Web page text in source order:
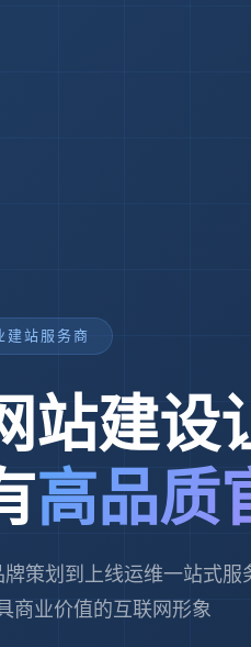
站服务商
站建设
高品质
策划到上线运维一站式服
商业价值的互联网形象